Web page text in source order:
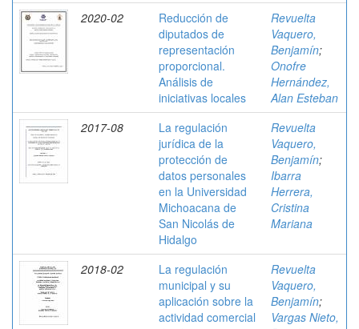
2020-02
Reducción de
diputados de
representación
proporcional.
Análisis de
iniciativas locales
Revuelta
Vaquero,
Benjamín;
Onofre
Hernández,
Alan Esteban
2017-08
La regulación
jurídica de la
protección de
datos personales
en la Universidad
Michoacana de
San Nicolás de
Hidalgo
Revuelta
Vaquero,
Benjamín;
Ibarra
Herrera,
Cristina
Mariana
2018-02
La regulación
municipal y su
aplicación sobre la
actividad comercial
Revuelta
Vaquero,
Benjamín;
Vargas Nieto,